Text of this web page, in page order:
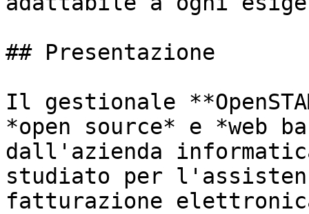
## Presentazione
Il gestionale
*open source* e *web
dall'azienda
studiato per
fatturazione